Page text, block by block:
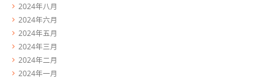
2024年八月
2024年六月
2024年五月
2024年三月
2024年二月
2024年一月